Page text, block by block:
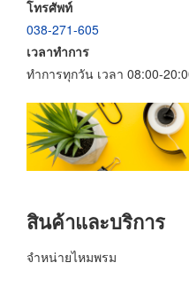
โทรศัพท์
038-271-605
เวลาทำการ
ทำการทุกวัน เวลา 08:00-
สินค้าและบริการ
จำหน่ายไหมพรม